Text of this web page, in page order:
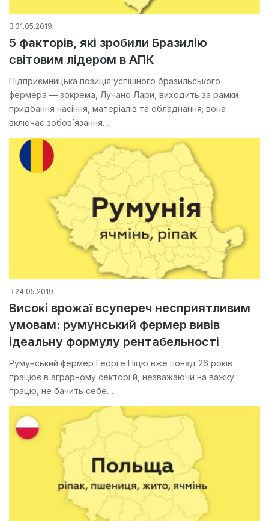
31.05.2019
5 факторів, які зробили Бразилію
світовим лідером в АПК
Підприємницька позиція успішного бразильського
фермера — зокрема, Лучано Лари, виходить за рамки
придбання насіння, матеріалів та обладнання; вона
включає зобов’язання…
24.05.2019
Високі врожаї всупереч несприятливим
умовам: румунський фермер вивів
ідеальну формулу рентабельності
Румунський фермер Георге Ніцю вже понад 26 років
працює в аграрному секторі й, незважаючи на важку
працю, не бачить себе…